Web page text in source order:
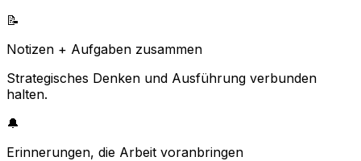
📝
Notizen + Aufgaben zusammen
Strategisches Denken und Ausführung verbunden
halten.
🔔
Erinnerungen, die Arbeit voranbringen